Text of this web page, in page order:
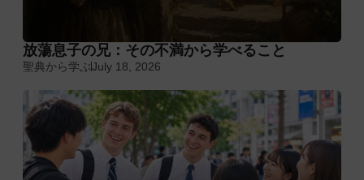
放蕩息子の兄：その不満から学べること
聖典から学ぶJuly 18, 2026